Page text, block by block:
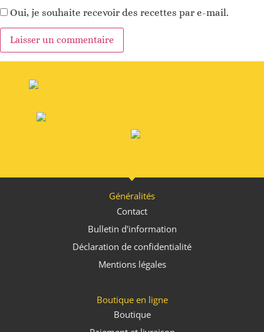
Oui, je souhaite recevoir des recettes par e-mail.
Généralités
Contact
Bulletin d'information
Déclaration de confidentialité
Mentions légales
Boutique en ligne
Boutique